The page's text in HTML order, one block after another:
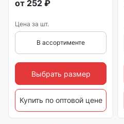
от 252 ₽
Цена за шт.
В ассортименте
Выбрать размер
Купить по оптовой цене